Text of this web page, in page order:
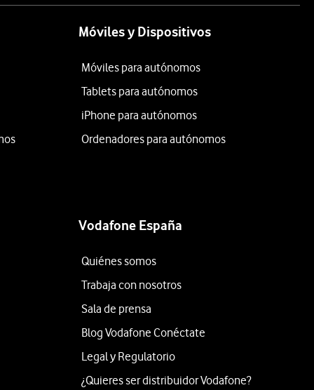
Móviles y Dispositivos
Móviles para autónomos
Tablets para autónomos
iPhone para autónomos
Ordenadores para autónomos
Vodafone España
Quiénes somos
Trabaja con nosotros
Sala de prensa
Blog Vodafone Conéctate
Legal y Regulatorio
¿Quieres ser distribuidor Vodafone?